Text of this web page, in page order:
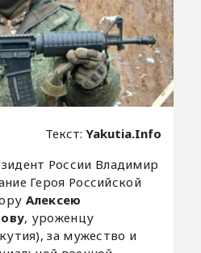
Текст:Yakutia.Info
России Владимир
Героя Российской
Алексею
, уроженцу
за мужество и